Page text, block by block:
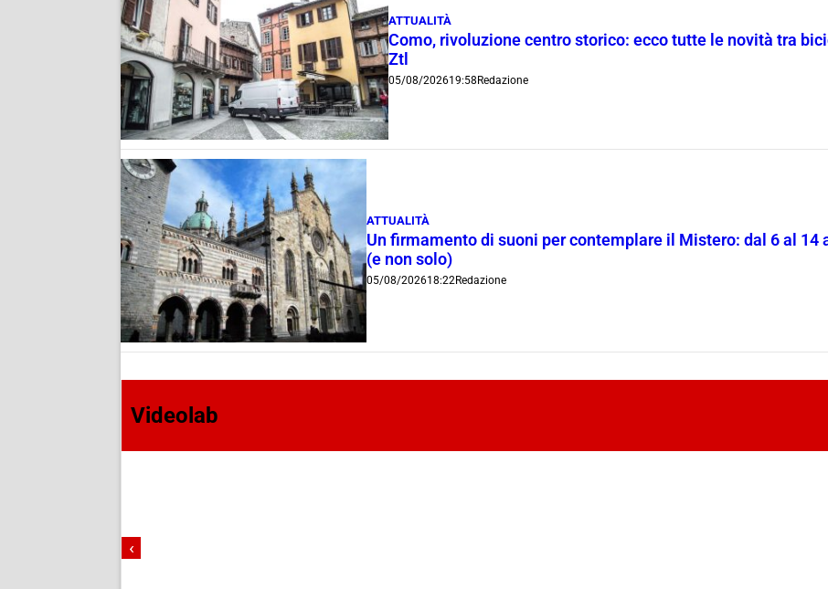
ATTUALITÀ
Como, rivoluzione centro storico: ecco tutte le novità tra
Ztl
05/08/202619:58 Redazione
ATTUALITÀ
Un firmamento di suoni per contemplare il Mistero: dal 6 al 14
(e non solo)
05/08/202618:22Redazione
Videolab
‹